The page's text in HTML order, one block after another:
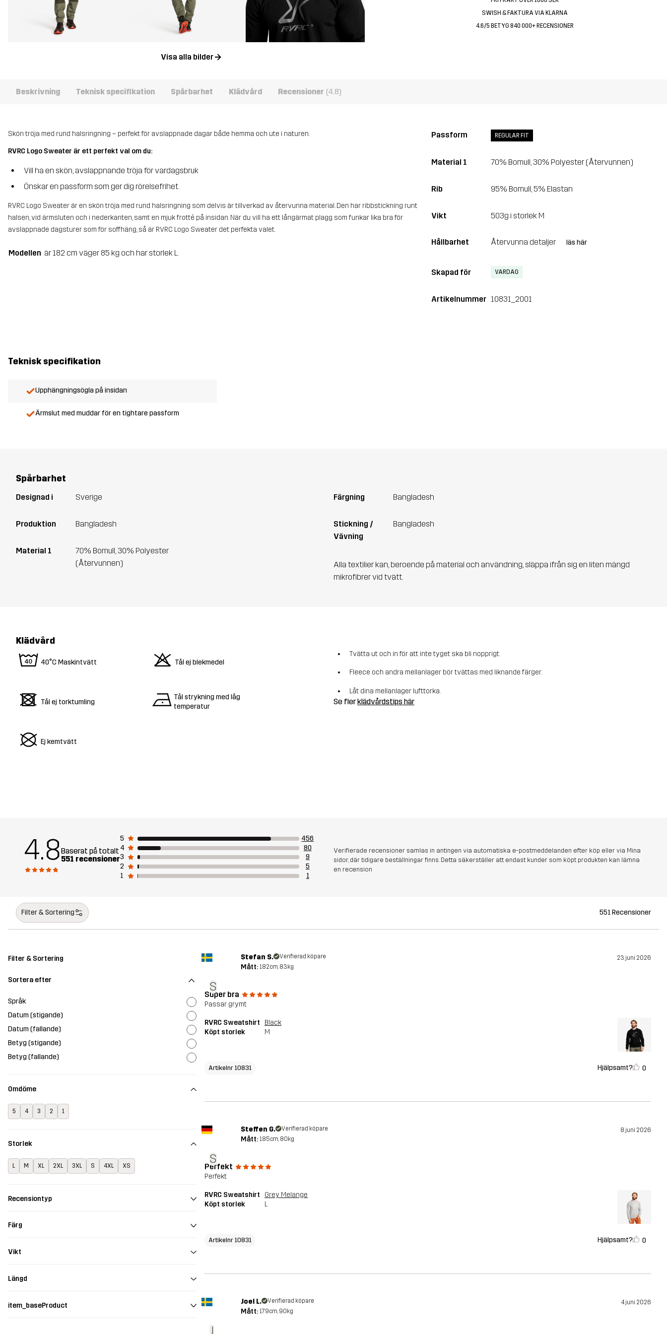
Visa alla bilder
SWISH & FAKTURA VIA KLARNA
4.6/5 BETYG 840 000+ RECENSIONER
Beskrivning Teknisk specifikation Spårbarhet Klädvård Recensioner (4.8)
Skön tröja med rund halsringning – perfekt för avslappnade dagar både hemma och ute i naturen.
RVRC Logo Sweater är ett perfekt val om du:
Vill ha en skön, avslappnande tröja för vardagsbruk
Önskar en passform som ger dig rörelsefrihet.
RVRC Logo Sweater är en skön tröja med rund halsringning som delvis är tillverkad av återvunna material. Den har ribbstickning runt
halsen, vid ärmsluten och i nederkanten, samt en mjuk frotté på insidan. När du vill ha ett långärmat plagg som funkar lika bra för
avslappnade dagsturer som för soffhäng, så är RVRC Logo Sweater det perfekta valet.
Modellen är 182 cm väger 85 kg och har storlek L.
Passform REGULAR FIT
Material 1 70% Bomull, 30% Polyester (Återvunnen)
Rib 95% Bomull, 5% Elastan
Vikt 503g i storlek M
Hållbarhet Återvunna detaljer läs här
Skapad för VARDAG
Artikelnummer 10831_2001
Teknisk specifikation
Upphängningsögla på insidan
Ärmslut med muddar för en tightare passform
Spårbarhet
Designad i Sverige
Produktion Bangladesh
Material 1
70% Bomull, 30% Polyester
(Återvunnen)
Färgning Bangladesh
Stickning /
Vävning
Bangladesh
Alla textilier kan, beroende på material och användning, släppa ifrån sig en liten mängd
mikrofibrer vid tvätt.
Klädvård
8 40°C Maskintvätt o Tål ej blekmedel
d Tål ej torktumling n Tål strykning med låg
temperatur
U Ej kemtvätt
Tvätta ut och in för att inte tyget ska bli nopprigt.
Fleece och andra mellanlager bör tvättas med liknande färger.
Låt dina mellanlager lufttorka.
Se flerklädvårdstips här
4.8Baserat på totalt
551 recensioner
5
456
4
80
3
9
2
5
1
1
Verifierade recensioner samlas in antingen via automatiska e-postmeddelanden efter köp eller via Mina
sidor, där tidigare beställningar finns. Detta säkerställer att endast kunder som köpt produkten kan lämna
en recension
Filter & Sortering 551 Recensioner
Filter & Sortering
Sortera efter
Språk
Datum (stigande)
Datum (fallande)
Betyg (stigande)
Betyg (fallande)
Omdöme
5 4 3 2 1
Storlek
L M XL 2XL 3XL S 4XL XS
Recensiontyp
Färg
Vikt
Längd
item_baseProduct
S
Stefan S. Verifierad köpare 23 juni 2026
Mått: 182cm, 83kg
Super bra
Passar grymt
RVRC Sweatshirt
Black
Köpt storlek
M
Artikelnr 10831 Hjälpsamt? 0
S
Steffen G. Verifierad köpare 8 juni 2026
Mått: 185cm, 80kg
Perfekt
Perfekt
RVRC Sweatshirt
Grey Melange
Köpt storlek
L
Artikelnr 10831 Hjälpsamt? 0
J
Joel L. Verifierad köpare 4 juni 2026
Mått: 179cm, 90kg